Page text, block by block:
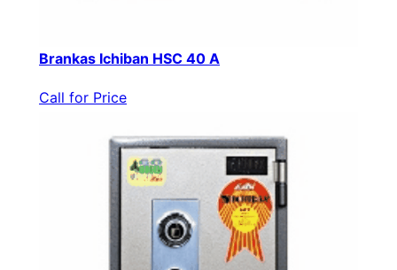
Brankas Ichiban HSC 40 A
Call for Price